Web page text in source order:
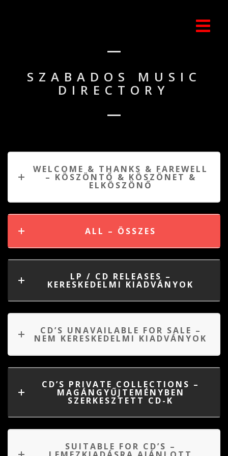
SZABADOS MUSIC
DIRECTORY
WELCOME & THANKS & FAREWELL
– KÖSZÖNTŐ & KÖSZÖNET &
ELKÖSZÖNŐ
ALL – ÖSSZES
LP / CD RELEASES –
KERESKEDELMI KIADVÁNYOK
CD’S UNAVAILABLE FOR SALE –
NEM KERESKEDELMI KIADVÁNYOK
CD’S PRIVATE COLLECTIONS –
MAGÁNGYŰJTEMÉNYBEN
SZERKESZTETT CD-K
SUITABLE FOR CD’S –